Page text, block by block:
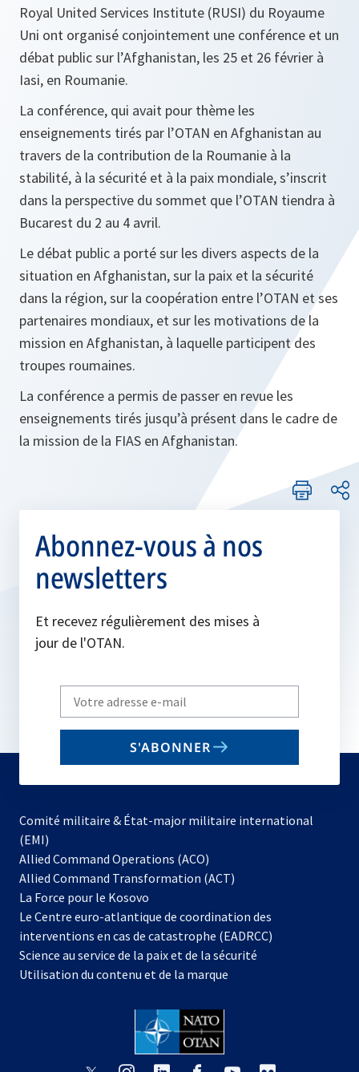
Royal United Services Institute (RUSI) du Royaume
Uni ont organisé conjointement une conférence et un
débat public sur l’Afghanistan, les 25 et 26 février à
Iasi, en Roumanie.
La conférence, qui avait pour thème les
enseignements tirés par l’OTAN en Afghanistan au
travers de la contribution de la Roumanie à la
stabilité, à la sécurité et à la paix mondiale, s’inscrit
dans la perspective du sommet que l’OTAN tiendra à
Bucarest du 2 au 4 avril.
Le débat public a porté sur les divers aspects de la
situation en Afghanistan, sur la paix et la sécurité
dans la région, sur la coopération entre l’OTAN et ses
partenaires mondiaux, et sur les motivations de la
mission en Afghanistan, à laquelle participent des
troupes roumaines.
La conférence a permis de passer en revue les
enseignements tirés jusqu’à présent dans le cadre de
la mission de la FIAS en Afghanistan.
Abonnez-vous à nos
newsletters
Et recevez régulièrement des mises à
jour de l'OTAN.
Write
your
email
S'ABONNER
Comité militaire & État-major militaire international
(EMI)
Allied Command Operations (ACO)
dans
nouvel
onglet
Allied Command Transformation (ACT)
La Force pour le Kosovo
dans
un
nouvel
onglet
Le Centre euro-atlantique de coordination des
interventions en cas de catastrophe (EADRCC)
Science au service de la paix et de la sécurité
Utilisation du contenu et de la marque